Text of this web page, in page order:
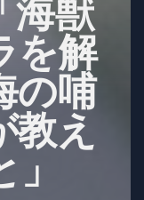
海獣
を解
の哺
教え